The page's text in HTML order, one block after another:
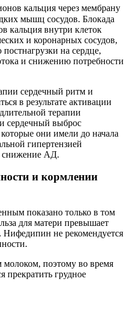
кальция через мембрану
мышц сосудов. Блокада
кальция внутри клеток
и коронарных сосудов,
на сердце,
и снижению потребности
сердечный ритм и
в результате активации
терапии
сердечный выброс
они имели до начала
гипертензией
снижение АД.
и кормлении
показано только в том
для матери превышает
не рекомендуется
молоком, поэтому во время
прекратить грудное